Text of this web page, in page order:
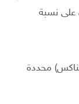
على نسبة
محددة